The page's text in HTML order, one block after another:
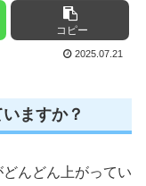
コピー
2025.07.21
ますか？
どんどん上がってい